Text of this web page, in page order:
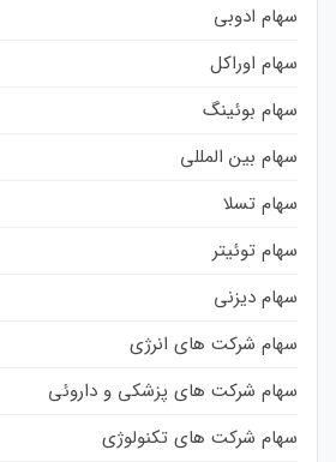
سهام ادوبی
سهام اوراکل
سهام بوئینگ
سهام بین المللی
سهام تسلا
سهام توئیتر
سهام دیزنی
سهام شرکت های انرژی
سهام شرکت های پزشکی و داروئی
سهام شرکت های تکنولوژی